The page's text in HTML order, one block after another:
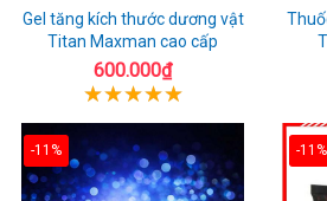
Gel tăng kích thước dương vật
Titan Maxman cao cấp
600.000₫
-11% -11%